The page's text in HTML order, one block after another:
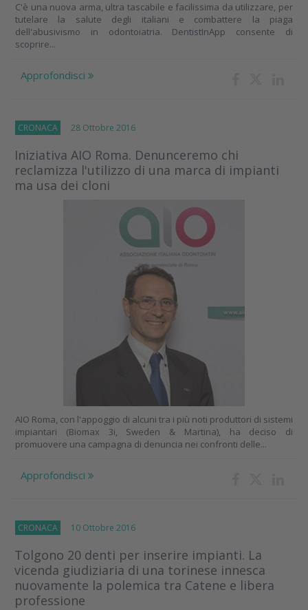
C'è una nuova arma, ultra tascabile e facilissima da utilizzare, per
tutelare la salute degli italiani e combattere la piaga
dell'abusivismo in odontoiatria. DentistInApp consente di
scoprire...
Approfondisci
CRONACA 28 Ottobre 2016
Iniziativa AIO Roma. Denunceremo chi
reclamizza l'utilizzo di una marca di impianti
ma usa dei cloni
AIO Roma, con l'appoggio di alcuni tra i più noti produttori di sistemi
impiantari (Biomax 3i, Sweden & Martina), ha deciso di
promuovere una campagna di denuncia nei confronti delle...
Approfondisci
CRONACA 10 Ottobre 2016
Tolgono 20 denti per inserire impianti. La
vicenda giudiziaria di una torinese innesca
nuovamente la polemica tra Catene e libera
professione